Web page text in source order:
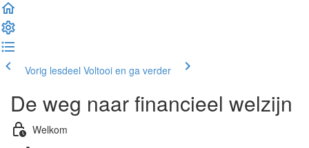
Vorig lesdeel Voltooi en ga verder
De weg naar financieel welzijn
Welkom